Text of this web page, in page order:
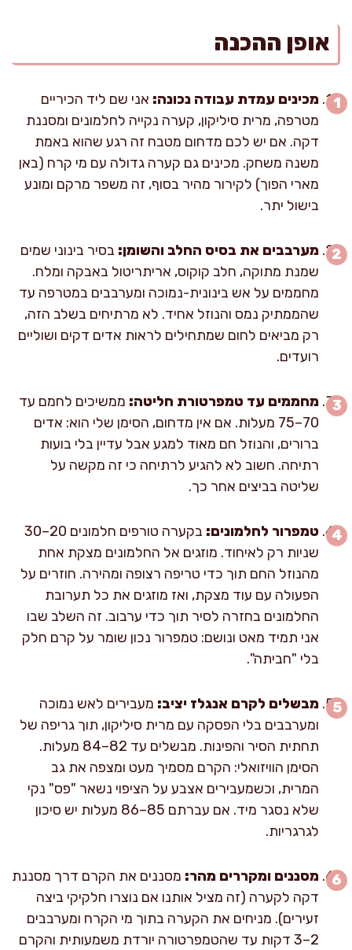
אופן ההכנה
מכינים עמדת עבודה נכונה: אני שם ליד הכיריים
מטרפה, מרית סיליקון, קערה נקייה לחלמונים ומסננת
דקה. אם יש לכם מדחום מטבח זה רגע שהוא באמת
משנה משחק. מכינים גם קערה גדולה עם מי קרח (באן
מארי הפוך) לקירור מהיר בסוף, זה משפר מרקם ומונע
בישול יתר.
מערבבים את בסיס החלב והשומן: בסיר בינוני שמים
שמנת מתוקה, חלב קוקוס, אריתריטול באבקה ומלח.
מחממים על אש בינונית-נמוכה ומערבבים במטרפה עד
שהממתיק נמס והנוזל אחיד. לא מרתיחים בשלב הזה,
רק מביאים לחום שמתחילים לראות אדים דקים ושוליים
רועדים.
מחממים עד טמפרטורת חליטה: ממשיכים לחמם עד
70–75 מעלות. אם אין מדחום, הסימן שלי הוא: אדים
ברורים, והנוזל חם מאוד למגע אבל עדיין בלי בועות
רתיחה. חשוב לא להגיע לרתיחה כי זה מקשה על
שליטה בביצים אחר כך.
טמפרור לחלמונים:
בקערה טורפים חלמונים 20–30
שניות רק לאיחוד. מוזגים אל החלמונים מצקת אחת
מהנוזל החם תוך כדי טריפה רצופה ומהירה. חוזרים על
הפעולה עם עוד מצקת, ואז מוזגים את כל תערובת
החלמונים בחזרה לסיר תוך כדי ערבוב. זה השלב שבו
אני תמיד מאט ונושם: טמפרור נכון שומר על קרם חלק
בלי "חביתה".
מבשלים לקרם אנגלז יציב: מעבירים לאש נמוכה
ומערבבים בלי הפסקה עם מרית סיליקון, תוך גריפה של
תחתית הסיר והפינות. מבשלים עד 82–84 מעלות.
הסימן הוויזואלי: הקרם מסמיך מעט ומצפה את גב
המרית, וכשמעבירים אצבע על הציפוי נשאר "פס" נקי
שלא נסגר מיד. אם עברתם 85–86 מעלות יש סיכון
לגרגריות.
מסננים ומקררים מהר: מסננים את הקרם דרך מסננת
דקה לקערה (זה מציל אותנו אם נוצרו חלקיקי ביצה
זעירים). מניחים את הקערה בתוך מי הקרח ומערבבים
2–3 דקות עד שהטמפרטורה יורדת משמעותית והקרם